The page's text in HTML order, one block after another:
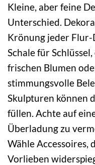
Kleine, aber feine
Unterschied.
Krönung jeder Flur-
Schale für
frischen Blumen
stimmungsvolle
Skulpturen können
füllen. Achte auf
Überladung zu
Wähle Accessoires,
Vorlieben